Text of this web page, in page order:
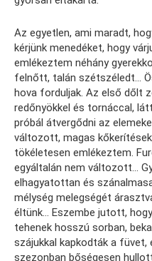
Az egyetlen, ami maradt,
kérjünk menedéket, hogy
emlékeztem néhány
felnőtt, talán szétszéledt…
hova forduljak. Az első dőlt
redőnyökkel és tornáccal,
próbál átvergődni az
változott, magas
tökéletesen emlékeztem.
egyáltalán nem változott…
elhagyatottan és
mélység melegségét
éltünk… Eszembe jutott,
tehenek hosszú sorban,
szájukkal kapkodták a füvet,
szezonban bőségesen